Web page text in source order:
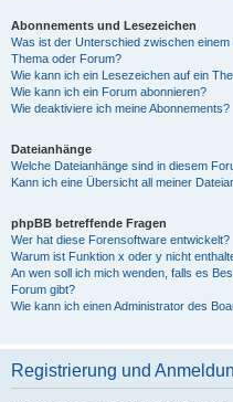
Abonnements und Lesezeichen
Was ist der Unterschied zwischen
Thema oder Forum?
Wie kann ich ein Lesezeichen auf ein
Wie kann ich ein Forum abonnieren?
Wie deaktiviere ich meine Abonnements?
Dateianhänge
Welche Dateianhänge sind in diesem
Kann ich eine Übersicht all meiner
phpBB betreffende Fragen
Wer hat diese Forensoftware entwickelt?
Warum ist Funktion x oder y nicht
An wen soll ich mich wenden, falls es
Forum gibt?
Wie kann ich einen Administrator des
Registrierung und